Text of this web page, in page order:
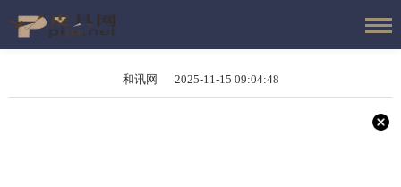
和讯网 2025-11-15 09:04:48